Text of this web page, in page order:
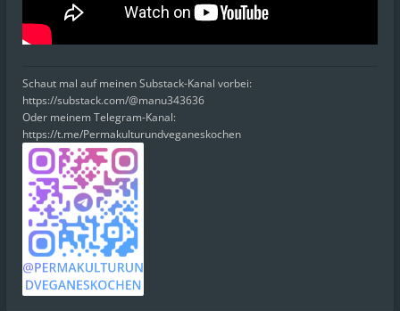
Schaut mal auf meinen Substack-Kanal vorbei:
https://substack.com/@manu343636
Oder meinem Telegram-Kanal:
https://t.me/Permakulturundveganeskochen